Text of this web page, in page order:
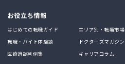
お役立ち情報
はじめての転職ガイド
エリア別・転職市場
転職・バイト体験談
ドクターズマガジン
医療過誤判例集
キャリアコラム